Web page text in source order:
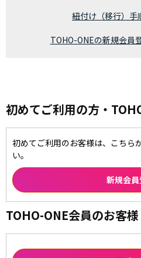
紐付け（移行）手
TOHO-ONEの新規会員
初めてご利用の方・
初めてご利用のお客様は、こちら
い。
TOHO-ONE会員のお客様